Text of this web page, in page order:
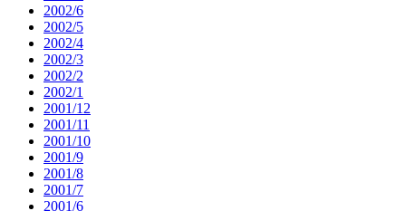
2002/6
2002/5
2002/4
2002/3
2002/2
2002/1
2001/12
2001/11
2001/10
2001/9
2001/8
2001/7
2001/6